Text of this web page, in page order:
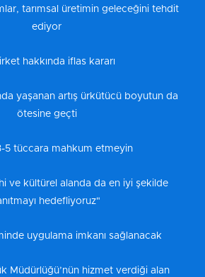
tarımsal üretimin geleceğini tehdit
ediyor
hakkında iflas kararı
yaşanan artış ürkütücü boyutun da
ötesine geçti
5 tüccara mahkum etmeyin
ve kültürel alanda da en iyi şekilde
hedefliyoruz"
uygulama imkanı sağlanacak
Müdürlüğü’nün hizmet verdiği alan